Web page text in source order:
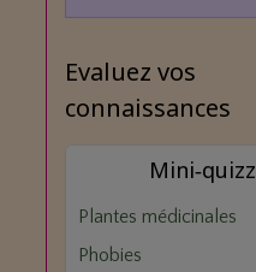
Evaluez vos
connaissances
Mini‑quizz
Plantes médicinales
Phobies